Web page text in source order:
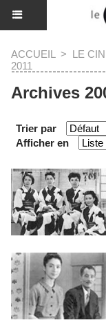
ACCUEIL > LE
2011
Archives
Trier par
Afficher en